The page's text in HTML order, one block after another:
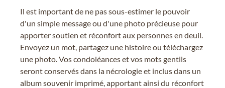
Il est important de ne pas sous-estimer le pouvoir
d'un simple message ou d'une photo précieuse pour
apporter soutien et réconfort aux personnes en deuil.
Envoyez un mot, partagez une histoire ou téléchargez
une photo. Vos condoléances et vos mots gentils
seront conservés dans la nécrologie et inclus dans un
album souvenir imprimé, apportant ainsi du réconfort